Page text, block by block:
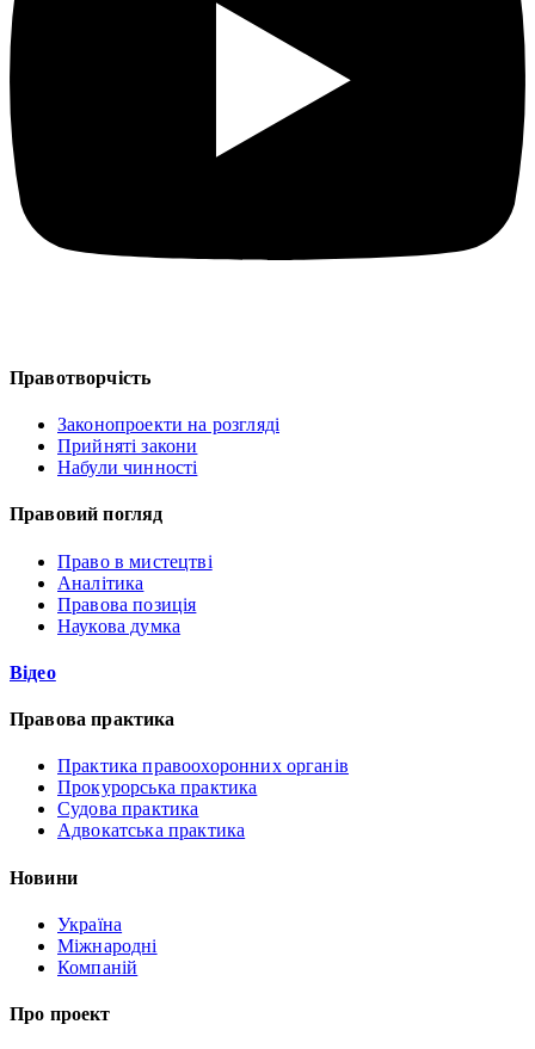
Правотворчість
Законопроекти на розгляді
Прийняті закони
Набули чинності
Правовий погляд
Право в мистецтві
Аналітика
Правова позиція
Наукова думка
Відео
Правова практика
Практика правоохоронних органів
Прокурорська практика
Судова практика
Адвокатська практика
Новини
Україна
Міжнародні
Компаній
Про проект